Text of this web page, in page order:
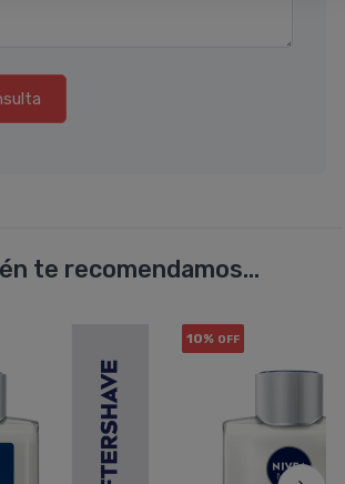
te recomendamos...
10% OFF